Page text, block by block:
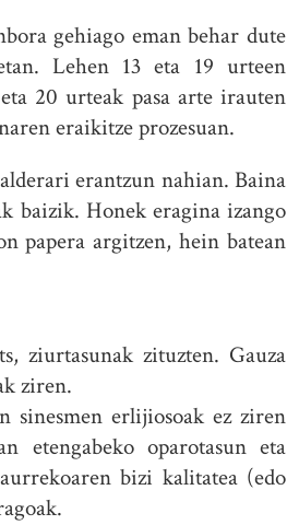
gehiago eman behar dute
Lehen 13 eta 19 urteen
20 urteak pasa arte irauten
eraikitze prozesuan.
erantzun nahian. Baina
baizik. Honek eragina izango
papera argitzen, hein batean
ziurtasunak zituzten. Gauza
ziren.
sinesmen erlijiosoak ez ziren
etengabeko oparotasun eta
bizi kalitatea (edo